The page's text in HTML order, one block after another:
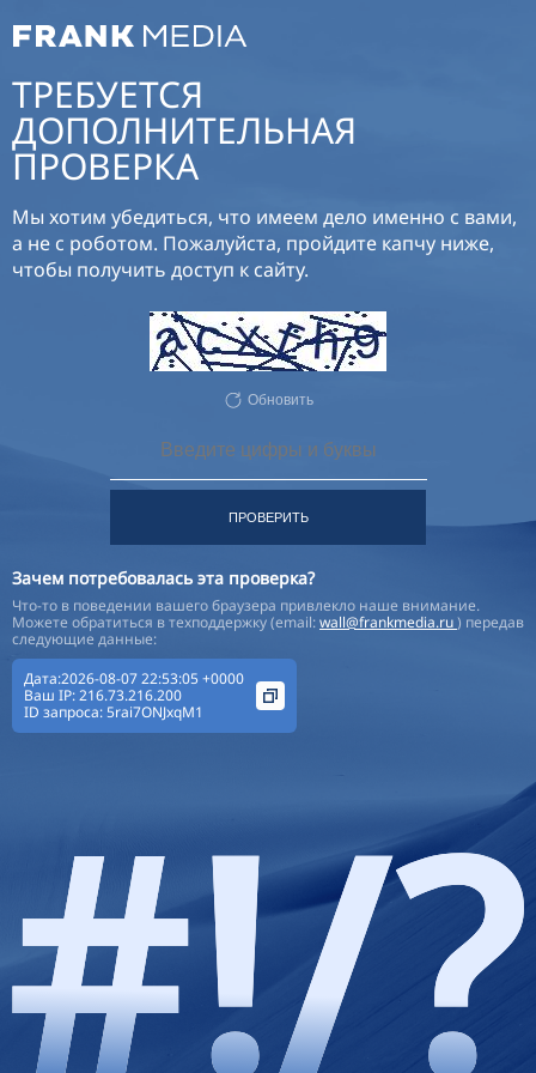
ТРЕБУЕТСЯ
ДОПОЛНИТЕЛЬНАЯ
ПРОВЕРКА
Мы хотим убедиться, что имеем дело именно с вами,
а не с роботом. Пожалуйста, пройдите капчу ниже,
чтобы получить доступ к сайту.
Обновить
ПРОВЕРИТЬ
Зачем потребовалась эта проверка?
Что-то в поведении вашего браузера привлекло наше внимание.
Можете обратиться в техподдержку (email:wall@frankmedia.ru) передав
следующие данные:
Дата:2026-08-07 22:53:05 +0000
Ваш IP:216.73.216.200
ID запроса:5rai7ONJxqM1